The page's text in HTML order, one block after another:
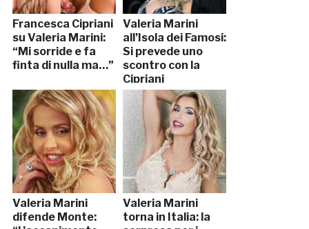
Francesca Cipriani
su Valeria Marini:
“Mi sorride e fa
finta di nulla ma…”
Valeria Marini
all’Isola dei Famosi:
Si prevede uno
scontro con la
Cipriani
Valeria Marini
difende Monte:
Valeria Marini
torna in Italia: la